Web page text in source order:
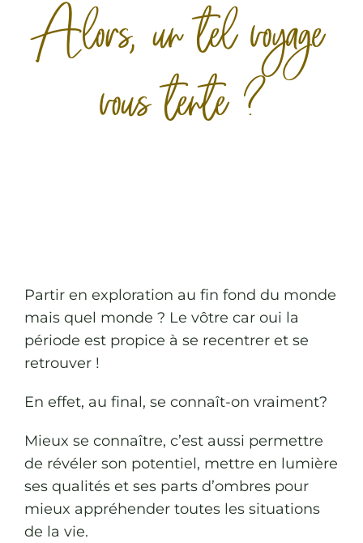
Alors, un tel voyage
vous tente ?
Partir en exploration au fin fond du monde
mais quel monde ? Le vôtre car oui la
période est propice à se recentrer et se
retrouver !
En effet, au final, se connaît-on vraiment?
Mieux se connaître, c’est aussi permettre
de révéler son potentiel, mettre en lumière
ses qualités et ses parts d’ombres pour
mieux appréhender toutes les situations
de la vie.